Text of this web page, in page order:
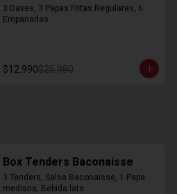
3 Daves, 3 Papas Fritas Regulares, 6
Empanadas
$12.990$25.980
Box Tenders Baconaisse
3 Tenders, Salsa Baconaisse, 1 Papa
mediana, Bebida lata